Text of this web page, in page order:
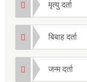
मृत्यु दर्ता
बिबाह दर्ता
जन्म दर्ता